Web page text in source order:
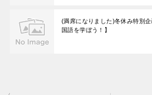
(満席になりました)冬休み特別
国語を学ぼう！】